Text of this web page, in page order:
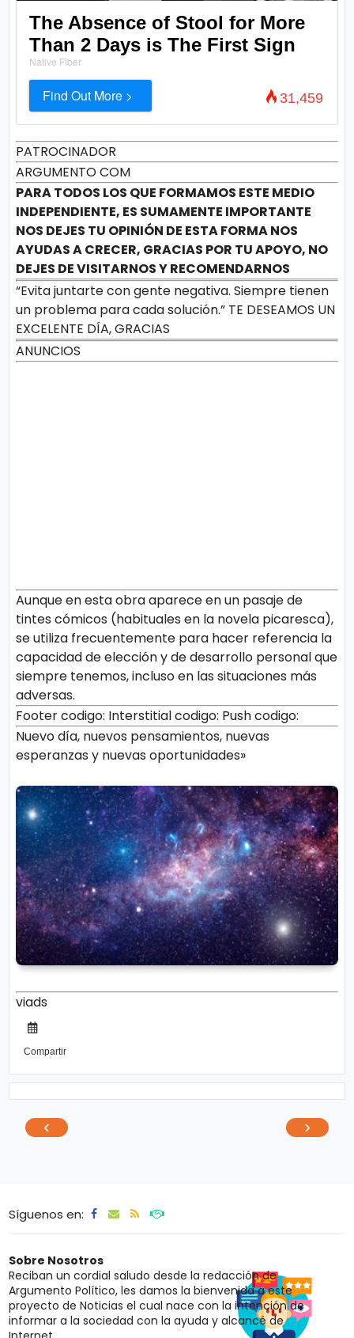
The Absence of Stool for More
Than 2 Days is The First Sign
Native Fiber
Find Out More > 31,459
PATROCINADOR
ARGUMENTO COM
PARA TODOS LOS QUE FORMAMOS ESTE MEDIO
INDEPENDIENTE, ES SUMAMENTE IMPORTANTE
NOS DEJES TU OPINIÓN DE ESTA FORMA NOS
AYUDAS A CRECER, GRACIAS POR TU APOYO, NO
DEJES DE VISITARNOS Y RECOMENDARNOS
“Evita juntarte con gente negativa. Siempre tienen
un problema para cada solución.” TE DESEAMOS UN
EXCELENTE DÍA, GRACIAS
ANUNCIOS
Aunque en esta obra aparece en un pasaje de
tintes cómicos (habituales en la novela picaresca),
se utiliza frecuentemente para hacer referencia la
capacidad de elección y de desarrollo personal que
siempre tenemos, incluso en las situaciones más
adversas.
Footer codigo: Interstitial codigo: Push codigo:
Nuevo día, nuevos pensamientos, nuevas
esperanzas y nuevas oportunidades»
viads
Compartir
‹ ›
Síguenos en:
Sobre Nosotros
Reciban un cordial saludo desde la redacción de
Argumento Político, les damos la bienvenida a este
proyecto de Noticias el cual nace con la intención de
informar a la sociedad con la ayuda y alcancé de